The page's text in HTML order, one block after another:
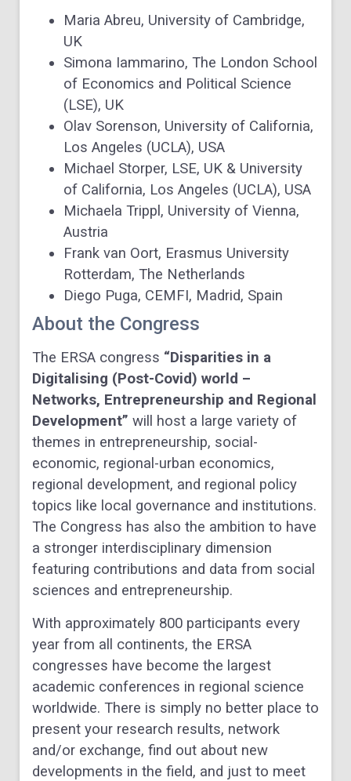
Maria Abreu, University of Cambridge,
UK
Simona Iammarino, The London School
of Economics and Political Science
(LSE), UK
Olav Sorenson, University of California,
Los Angeles (UCLA), USA
Michael Storper, LSE, UK & University
of California, Los Angeles (UCLA), USA
Michaela Trippl, University of Vienna,
Austria
Frank van Oort, Erasmus University
Rotterdam, The Netherlands
Diego Puga, CEMFI, Madrid, Spain
About the Congress
The ERSA congress “Disparities in a
Digitalising (Post-Covid) world –
Networks, Entrepreneurship and Regional
Development” will host a large variety of
themes in entrepreneurship, social-
economic, regional-urban economics,
regional development, and regional policy
topics like local governance and institutions.
The Congress has also the ambition to have
a stronger interdisciplinary dimension
featuring contributions and data from social
sciences and entrepreneurship.
With approximately 800 participants every
year from all continents, the ERSA
congresses have become the largest
academic conferences in regional science
worldwide. There is simply no better place to
present your research results, network
and/or exchange, find out about new
developments in the field, and just to meet